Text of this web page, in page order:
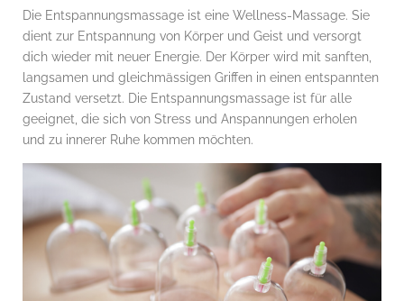
Die Entspannungsmassage ist eine Wellness-Massage. Sie
dient zur Entspannung von Körper und Geist und versorgt
dich wieder mit neuer Energie. Der Körper wird mit sanften,
langsamen und gleichmässigen Griffen in einen entspannten
Zustand versetzt. Die Entspannungsmassage ist für alle
geeignet, die sich von Stress und Anspannungen erholen
und zu innerer Ruhe kommen möchten.